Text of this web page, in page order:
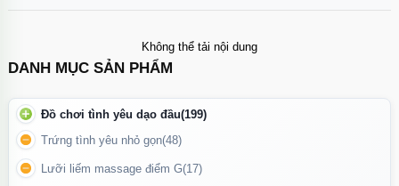
để mang đi bất cứ đâu
Chất Liệu Cao Cấp – An Toàn Cho Sức Khỏe
Vòng rung Tammy được làm từ
không độc hại, mềm mại và dễ vệ sinh. Chất liệu này không gây
kích ứng da, an toàn tuyệt đối khi tiếp xúc với cơ thể, kể cả
Không thể tải nội dung
DANH MỤC SẢN PHẨM
Đồ chơi tình yêu dạo đầu(199)
Trứng tình yêu nhỏ gọn(48)
Lưỡi liếm massage điểm G(17)